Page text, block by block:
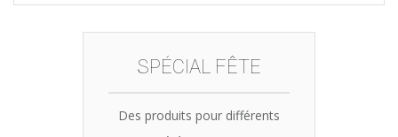
15,12€.
14,99€.
SPÉCIAL FÊTE
Des produits pour différents